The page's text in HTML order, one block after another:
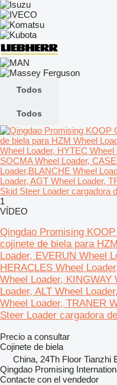
Todos
Todos
1
VÍDEO
Qingdao Promising
cojinete de biela para
Loader, EVERUN Wheel
HERACLES Wheel
Wheel Loader, KINGWAY
Loader, ALT Wheel
Wheel Loader, TRANER
Steer Loader cargadora
Precio a consultar
Cojinete de biela
China, 24Th Floor Tianzhi
Qingdao Promising
Contacte con el vendedor